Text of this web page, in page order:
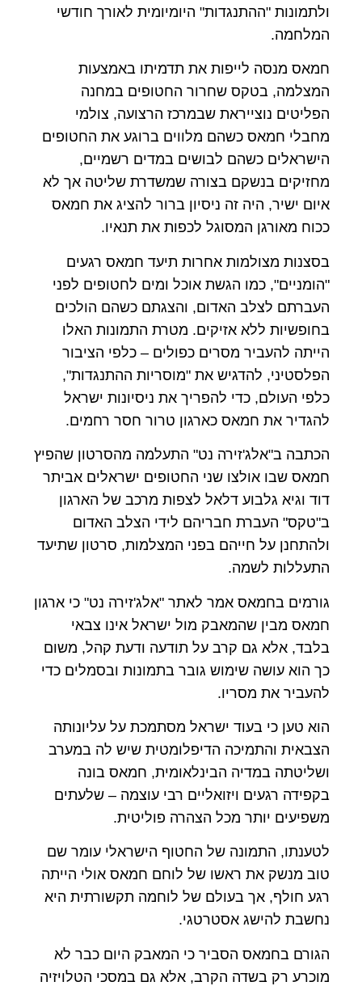
ולתמונות "ההתנגדות" היומיומית לאורך חודשי
המלחמה.
חמאס מנסה לייפות את תדמיתו באמצעות
המצלמה, בטקס שחרור החטופים במחנה
הפליטים נוצייראת שבמרכז הרצועה, צולמי
מחבלי חמאס כשהם מלווים ברוגע את החטופים
הישראלים כשהם לבושים במדים רשמיים,
מחזיקים בנשקם בצורה שמשדרת שליטה אך לא
איום ישיר, היה זה ניסיון ברור להציג את חמאס
ככוח מאורגן המסוגל לכפות את תנאיו.
בסצנות מצולמות אחרות תיעד חמאס רגעים
"הומניים", כמו הגשת אוכל ומים לחטופים לפני
העברתם לצלב האדום, והצגתם כשהם הולכים
בחופשיות ללא אזיקים. מטרת התמונות האלו
הייתה להעביר מסרים כפולים – כלפי הציבור
הפלסטיני, להדגיש את "מוסריות ההתנגדות",
כלפי העולם, כדי להפריך את ניסיונות ישראל
להגדיר את חמאס כארגון טרור חסר רחמים.
הכתבה ב"אלג'זירה נט" התעלמה מהסרטון שהפיץ
חמאס שבו אולצו שני החטופים ישראלים אביתר
דוד וגיא גלבוע דלאל לצפות מרכב של הארגון
ב"טקס" העברת חבריהם לידי הצלב האדום
ולהתחנן על חייהם בפני המצלמות, סרטון שתיעד
התעללות לשמה.
גורמים בחמאס אמר לאתר "אלג'זירה נט" כי ארגון
חמאס מבין שהמאבק מול ישראל אינו צבאי
בלבד, אלא גם קרב על תודעה ודעת קהל, משום
כך הוא עושה שימוש גובר בתמונות ובסמלים כדי
להעביר את מסריו.
הוא טען כי בעוד ישראל מסתמכת על עליונותה
הצבאית והתמיכה הדיפלומטית שיש לה במערב
ושליטתה במדיה הבינלאומית, חמאס בונה
בקפידה רגעים ויזואליים רבי עוצמה – שלעתים
משפיעים יותר מכל הצהרה פוליטית.
לטענתו, התמונה של החטוף הישראלי עומר שם
טוב מנשק את ראשו של לוחם חמאס אולי הייתה
רגע חולף, אך בעולם של לוחמה תקשורתית היא
נחשבת להישג אסטרטגי.
הגורם בחמאס הסביר כי המאבק היום כבר לא
מוכרע רק בשדה הקרב, אלא גם במסכי הטלויזיה